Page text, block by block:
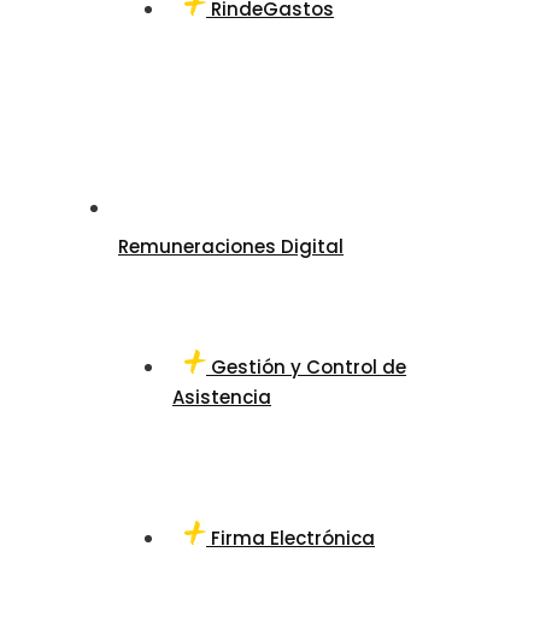
RindeGastos
Remuneraciones Digital
Gestión y Control de
Asistencia
Firma Electrónica